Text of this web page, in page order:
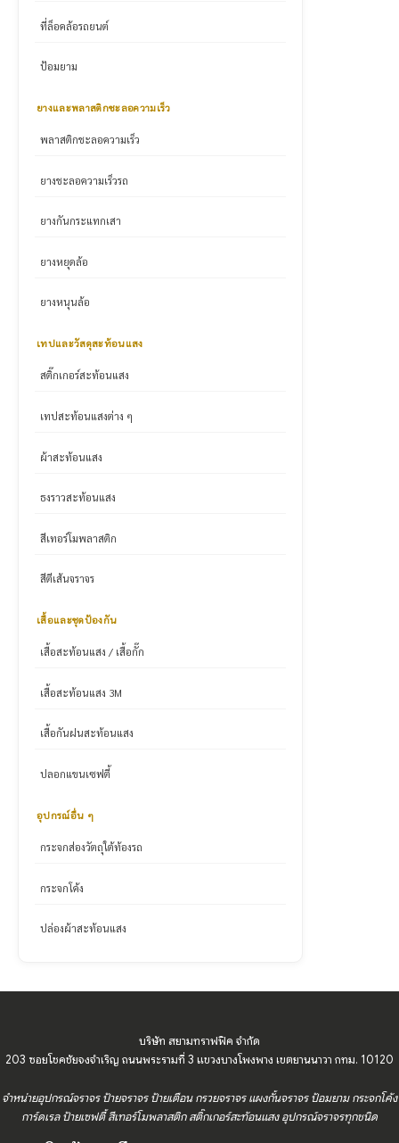
ที่ล็อคล้อรถยนต์
ป้อมยาม
ยางและพลาสติกชะลอความเร็ว
พลาสติกชะลอความเร็ว
ยางชะลอความเร็วรถ
ยางกันกระแทกเสา
ยางหยุดล้อ
ยางหนุนล้อ
เทปและวัสดุสะท้อนแสง
สติ๊กเกอร์สะท้อนแสง
เทปสะท้อนแสงต่าง ๆ
ผ้าสะท้อนแสง
ธงราวสะท้อนแสง
สีเทอร์โมพลาสติก
สีตีเส้นจราจร
เสื้อและชุดป้องกัน
เสื้อสะท้อนแสง / เสื้อกั๊ก
เสื้อสะท้อนแสง 3M
เสื้อกันฝนสะท้อนแสง
ปลอกแขนเซฟตี้
อุปกรณ์อื่น ๆ
กระจกส่องวัตถุใต้ท้องรถ
กระจกโค้ง
ปล่องผ้าสะท้อนแสง
บริษัท สยามทราฟฟิค จำกัด
203 ซอยโชคชัยจงจำเริญ ถนนพระรามที่ 3 แขวงบางโพงพาง เขตยานนาวา กทม. 10120
จำหน่ายอุปกรณ์จราจร ป้ายจราจร ป้ายเตือน กรวยจราจร แผงกั้นจราจร ป้อมยาม กระจกโค้ง
การ์ดเรล ป้ายเซฟตี้ สีเทอร์โมพลาสติก สติ๊กเกอร์สะท้อนแสง อุปกรณ์จราจรทุกชนิด